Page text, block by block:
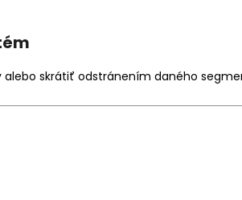
skrátiť odstránením daného